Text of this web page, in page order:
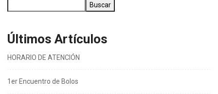
Buscar
Últimos Artículos
HORARIO DE ATENCIÓN
1er Encuentro de Bolos